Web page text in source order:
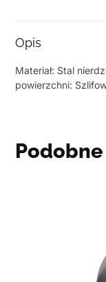
Opis
Materiał: Stal
powierzchni: